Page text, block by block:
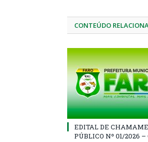
CONTEÚDO
EDITAL DE
PÚBLICO Nº 01/2026 –